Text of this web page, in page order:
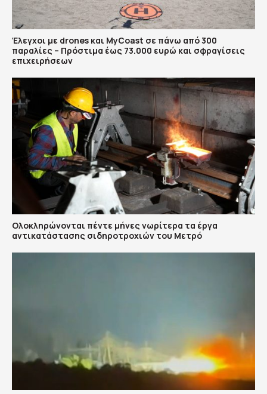
Έλεγχοι με drones και MyCoast σε πάνω από 300
παραλίες – Πρόστιμα έως 73.000 ευρώ και σφραγίσεις
επιχειρήσεων
Ολοκληρώνονται πέντε μήνες νωρίτερα τα έργα
αντικατάστασης σιδηροτροχιών του Mετρό